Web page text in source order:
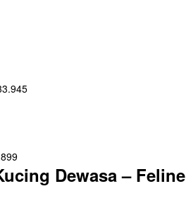
Dewasa –